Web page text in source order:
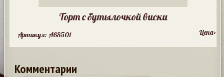
Торт с бутылочкой виски
Артикул: A68501 Цена:
Комментарии